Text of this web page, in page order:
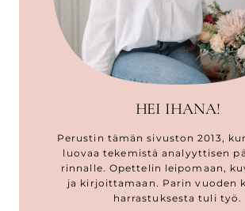
HEI IHANA!
Perustin tämän sivuston 2013,
luovaa tekemistä analyyttisen
rinnalle. Opettelin leipomaan,
ja kirjoittamaan. Parin vuoden
harrastuksesta tuli työ.